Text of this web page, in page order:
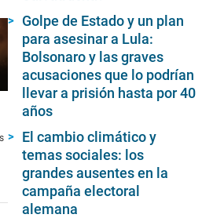
Golpe de Estado y un plan
para asesinar a Lula:
Bolsonaro y las graves
acusaciones que lo podrían
llevar a prisión hasta por 40
años
El cambio climático y
temas sociales: los
grandes ausentes en la
campaña electoral
alemana